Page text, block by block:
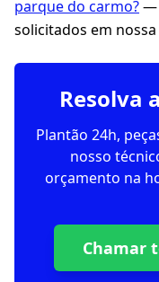
parque do carmo?—
solicitados em
Resolva
Plantão 24h,
nosso
orçamento na
Chamar